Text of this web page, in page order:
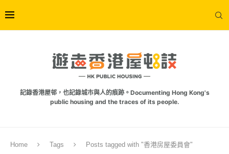
記錄香港屋邨，也記錄城市與人的痕跡。Documenting Hong Kong's
public housing and the traces of its people.
Home Tags Posts tagged with "香港房屋委員會"